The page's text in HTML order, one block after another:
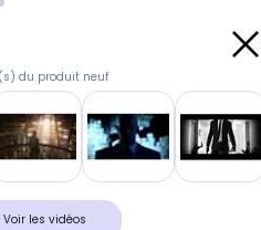
du produit neuf
Voir les vidéos